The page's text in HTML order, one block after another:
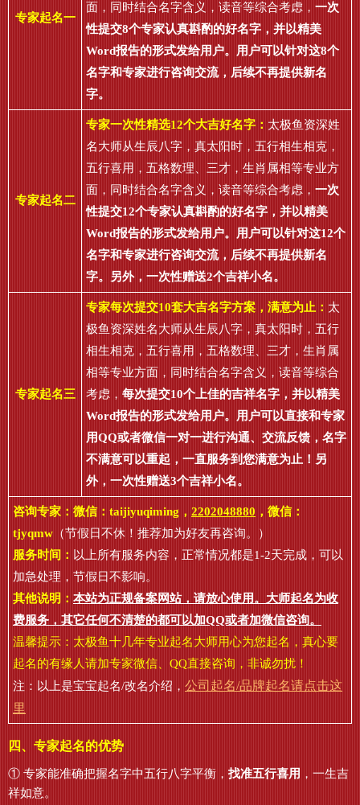
专家起名一
面，同时结合名字含义，读音等综合考虑， 一次
性提交8个专家认真斟酌的好名字，并以精美
Word报告的形式发给用户。用户可以针对这8个
名字和专家进行咨询交流，后续不再提供新名
字。
专家起名二
专家一次性精选12个大吉好名字： 太极鱼资深姓
名大师从生辰八字，真太阳时，五行相生相克，
五行喜用，五格数理、三才，生肖属相等专业方
面，同时结合名字含义，读音等综合考虑， 一次
性提交12个专家认真斟酌的好名字，并以精美
Word报告的形式发给用户。用户可以针对这12个
名字和专家进行咨询交流，后续不再提供新名
字。另外，一次性赠送2个吉祥小名。
专家起名三
专家每次提交10套大吉名字方案，满意为止： 太
极鱼资深姓名大师从生辰八字，真太阳时，五行
相生相克，五行喜用，五格数理、三才，生肖属
相等专业方面，同时结合名字含义，读音等综合
考虑， 每次提交10个上佳的吉祥名字，并以精美
Word报告的形式发给用户。用户可以直接和专家
用QQ或者微信一对一进行沟通、交流反馈，名字
不满意可以重起，一直服务到您满意为止！另
外，一次性赠送3个吉祥小名。
咨询专家：微信： taijiyuqiming ， 2202048880 ，微信：
tjyqmw （节假日不休！推荐加为好友再咨询。）
服务时间： 以上所有服务内容，正常情况都是1-2天完成，可以
加急处理，节假日不影响。
其他说明： 本站为正规备案网站，请放心使用。大师起名为收
费服务，其它任何不清楚的都可以加QQ或者加微信咨询。
温馨提示：太极鱼十几年专业起名大师用心为您起名，真心要
起名的有缘人请加专家微信、QQ直接咨询，非诚勿扰！
注：以上是宝宝起名/改名介绍， 公司起名/品牌起名请点击这
里
四、专家起名的优势
① 专家能准确把握名字中五行八字平衡， 找准五行喜用 ，一生吉
祥如意。